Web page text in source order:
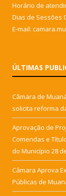
Horário de
Dias de Sessões
E-mail:
ÚLTIMAS
Câmara de
solicita reforma
Aprovação de
Comendas e
do Município 28
Câmara Aprova
Públicas de